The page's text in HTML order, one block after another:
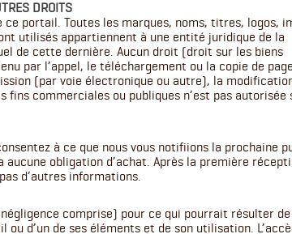
DROITS
ce portail. Toutes les marques, noms, titres, logos,
utilisés appartiennent à une entité juridique de la
de cette dernière. Aucun droit (droit sur les biens
par l’appel, le téléchargement ou la copie de
(par voie électronique ou autre), la
fins commerciales ou publiques n’est pas autorisée
à ce que nous vous notifiions la prochaine
aucune obligation d’achat. Après la première
d’autres informations.
comprise) pour ce qui pourrait résulter de
d’un de ses éléments et de son utilisation.